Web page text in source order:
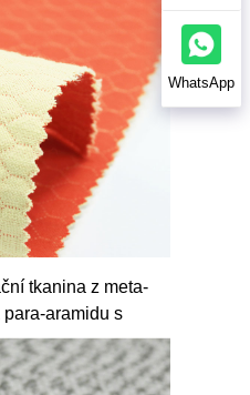
tkanina z meta-
aramidu s
230 g/m² |
WhatsApp